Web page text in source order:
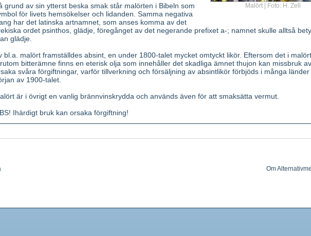
Malört | Foto: H. Zell
grund av sin ytterst beska smak står malörten i Bibeln som
för livets hemsökelser och lidanden. Samma negativa
har det latinska artnamnet, som anses komma av det
ordet psinthos, glädje, föregånget av det negerande prefixet a-; namnet skulle alltså
glädje.
bl.a. malört framställdes absint, en under 1800-talet mycket omtyckt likör. Eftersom det i malört
bitterämne finns en eterisk olja som innehåller det skadliga ämnet thujon kan missbruk
svåra förgiftningar, varför tillverkning och försäljning av absintlikör förbjöds i många länder
av 1900-talet.
är i övrigt en vanlig brännvinskrydda och används även för att smaksätta vermut.
Ihärdigt bruk kan orsaka förgiftning!
upp till Värmland. södra Dalarna och Gästrikland. Torr, sandig men kväverik mark.
mycket små, rörformiga, i små runda korgar i rikt förgrenade ställningar. Doft starkt
Om